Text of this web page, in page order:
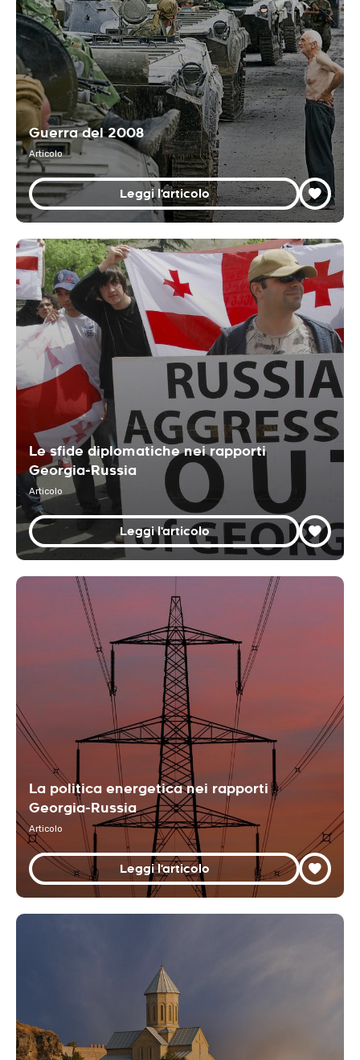
Guerra del 2008
Articolo
Leggi l'articolo
Le sfide diplomatiche nei rapporti
Georgia-Russia
Articolo
Leggi l'articolo
La politica energetica nei rapporti
Georgia-Russia
Articolo
Leggi l'articolo